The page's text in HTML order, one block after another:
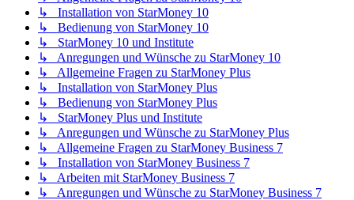
↳ Installation von StarMoney 10
↳ Bedienung von StarMoney 10
↳ StarMoney 10 und Institute
↳ Anregungen und Wünsche zu StarMoney 10
↳ Allgemeine Fragen zu StarMoney Plus
↳ Installation von StarMoney Plus
↳ Bedienung von StarMoney Plus
↳ StarMoney Plus und Institute
↳ Anregungen und Wünsche zu StarMoney Plus
↳ Allgemeine Fragen zu StarMoney Business 7
↳ Installation von StarMoney Business 7
↳ Arbeiten mit StarMoney Business 7
↳ Anregungen und Wünsche zu StarMoney Business 7